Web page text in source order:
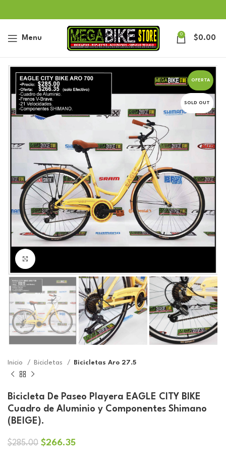
Menu 0 $0.00
OFERTA
SOLD OUT
Inicio Bicicletas Bicicletas Aro 27.5
Bicicleta De Paseo Playera EAGLE CITY BIKE
Cuadro de Aluminio y Componentes Shimano
(BEIGE).
$285.00 El
$266.35El